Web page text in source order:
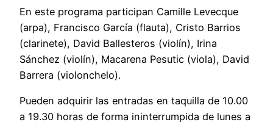
En este programa participan Camille Levecque
(arpa), Francisco García (flauta), Cristo Barrios
(clarinete), David Ballesteros (violín), Irina
Sánchez (violín), Macarena Pesutic (viola), David
Barrera (violonchelo).
Pueden adquirir las entradas en taquilla de 10.00
a 19.30 horas de forma ininterrumpida de lunes a